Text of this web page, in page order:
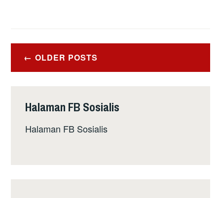
MASYARAKAT
Posts
navigation
OLDER POSTS
Halaman FB Sosialis
Halaman FB Sosialis